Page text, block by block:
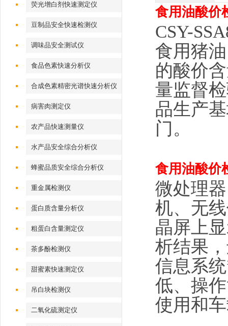
荧光增白剂快速测定仪
豆制品安全快速检测仪
调味品安全测试仪
食品色素快速分析仪
合成色素精密光谱快速分析仪
病害肉测定仪
农产品快速测量仪
水产品安全综合分析仪
蜂蜜品质安全综合分析仪
重金属检测仪
蛋白质含量分析仪
粗蛋白含量测定仪
茶多酚检测仪
甜蜜素快速测定仪
吊白块检测仪
二氧化硫测定仪
食用油酸价
CSY-
食用猪
的酸价
量监督
品生产
门。
食用油酸价
微处理
机、无
晶屏上
析结果
信息系
低、操
使用和